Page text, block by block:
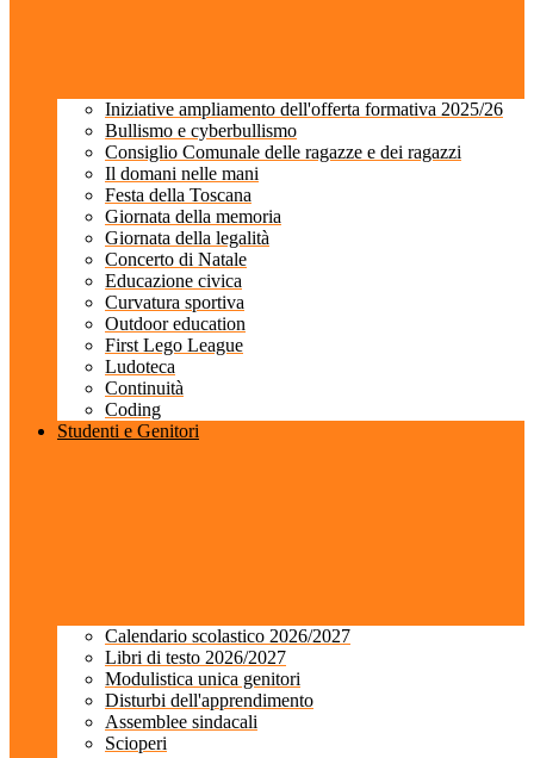
Iniziative ampliamento dell'offerta formativa 2025/26
Bullismo e cyberbullismo
Consiglio Comunale delle ragazze e dei ragazzi
Il domani nelle mani
Festa della Toscana
Giornata della memoria
Giornata della legalità
Concerto di Natale
Educazione civica
Curvatura sportiva
Outdoor education
First Lego League
Ludoteca
Continuità
Coding
Studenti e Genitori
Calendario scolastico 2026/2027
Libri di testo 2026/2027
Modulistica unica genitori
Disturbi dell'apprendimento
Assemblee sindacali
Scioperi